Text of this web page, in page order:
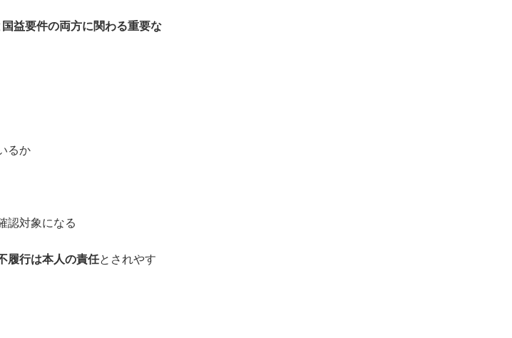
益要件の両方に関わる重要な
るか
認対象になる
履行は本人の責任とされやす